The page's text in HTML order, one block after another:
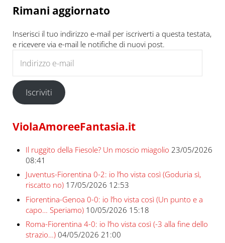
Rimani aggiornato
Inserisci il tuo indirizzo e-mail per iscriverti a questa testata,
e ricevere via e-mail le notifiche di nuovi post.
Iscriviti
ViolaAmoreeFantasia.it
Il ruggito della Fiesole? Un moscio miagolio 23/05/2026
08:41
Juventus-Fiorentina 0-2: io l’ho vista così (Goduria sì,
riscatto no) 17/05/2026 12:53
Fiorentina-Genoa 0-0: io l’ho vista così (Un punto e a
capo… Speriamo) 10/05/2026 15:18
Roma-Fiorentina 4-0: io l’ho vista così (-3 alla fine dello
strazio…) 04/05/2026 21:00